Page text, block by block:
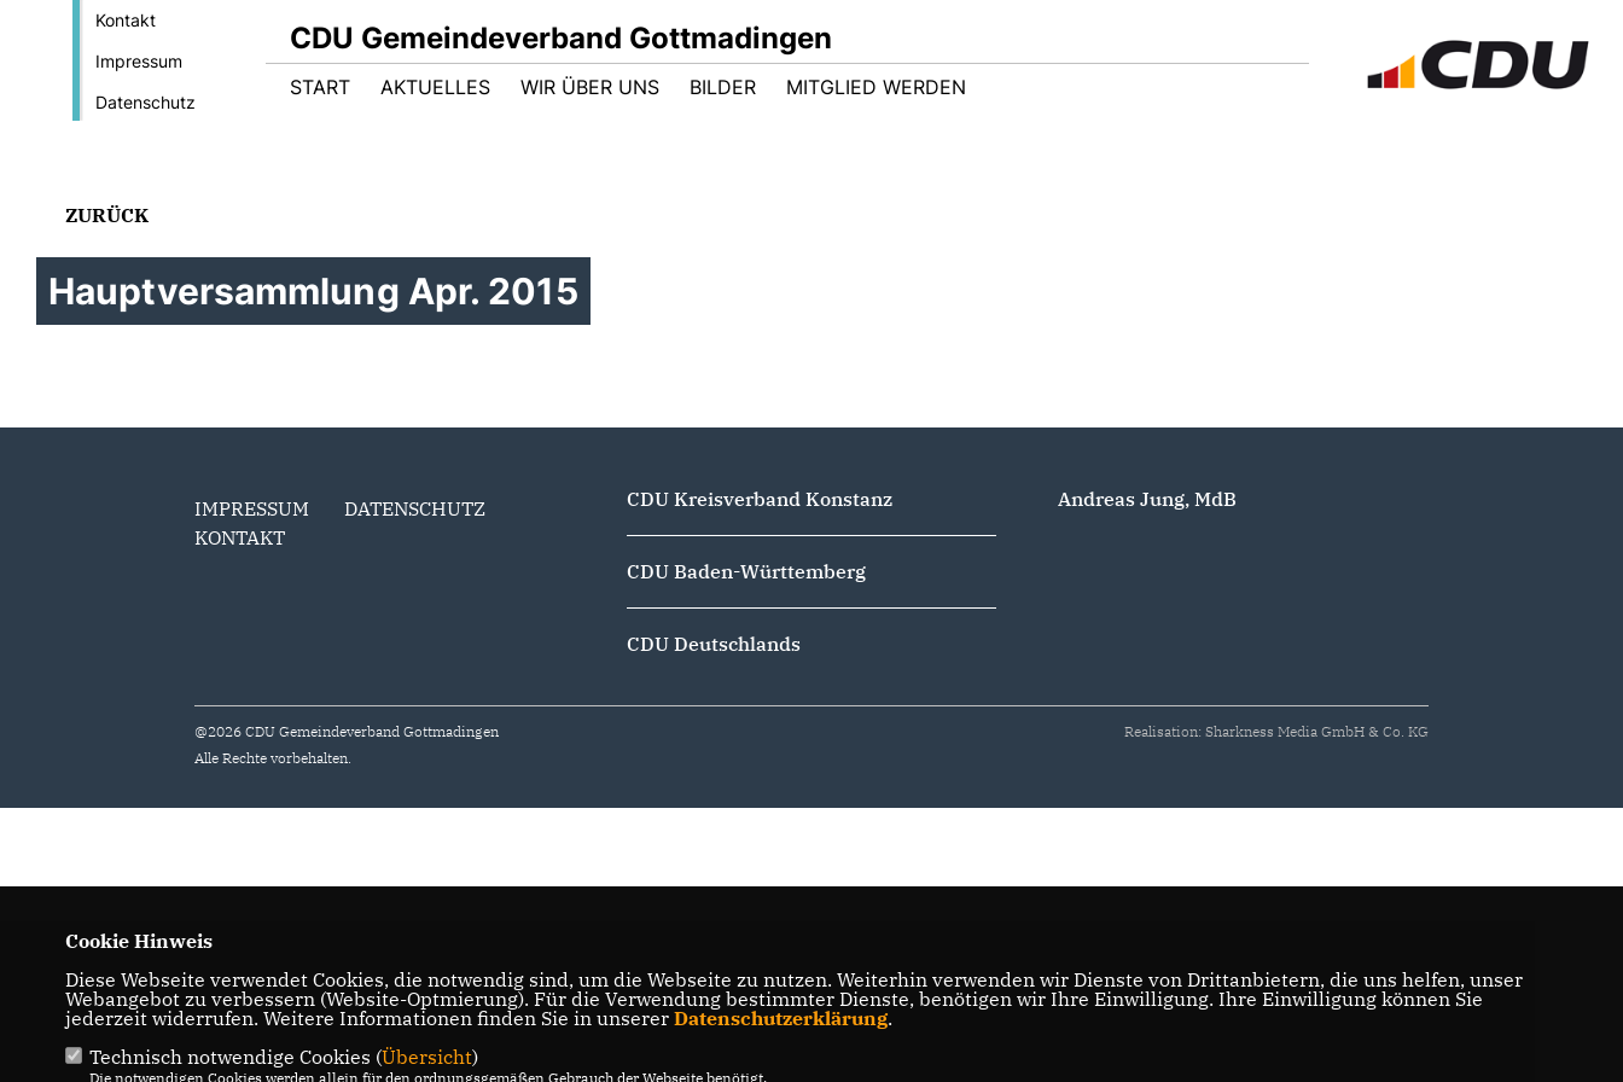
Kontakt
Impressum
Datenschutz
CDU Gemeindeverband Gottmadingen
START AKTUELLES WIR ÜBER UNS BILDER MITGLIED WERDEN
ZURÜCK
Hauptversammlung Apr. 2015
IMPRESSUM
DATENSCHUTZ
KONTAKT
CDU Kreisverband Konstanz
CDU Baden-Württemberg
CDU Deutschlands
Andreas Jung, MdB
@2026 CDU Gemeindeverband Gottmadingen
Alle Rechte vorbehalten.
Realisation: Sharkness Media GmbH & Co. KG
Cookie Hinweis
Diese Webseite verwendet Cookies, die notwendig sind, um die Webseite zu nutzen. Weiterhin verwenden wir Dienste von Drittanbietern, die uns helfen, unser
Webangebot zu verbessern (Website-Optmierung). Für die Verwendung bestimmter Dienste, benötigen wir Ihre Einwilligung. Ihre Einwilligung können Sie
jederzeit widerrufen. Weitere Informationen finden Sie in unserer Datenschutzerklärung.
Technisch notwendige Cookies (Übersicht)
Die notwendigen Cookies werden allein für den ordnungsgemäßen Gebrauch der Webseite benötigt.